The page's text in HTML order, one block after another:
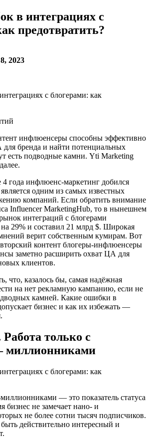
в интеграциях с
предотвратить?
2023
инфлюенсеры способны эффективно
для бренда и найти потенциальных
есть подводные камни. Yti Marketing
4 года инфлюенс-маркетинг добился
одним из самых известных
компаний. Если обратить внимание
Influencer MarketingHub, то в нынешнем
интеграций с блогерами
на 29% и составил 21 млрд $. Широкая
верит собственным кумирам. Вот
контент блогеры-инфлюенсеры
заметно расширить охват ЦА для
клиентов.
что, казалось бы, самая надёжная
на нет рекламную кампанию, если не
камней. Какие ошибки в
бизнес и как их избежать —
только с
миллионниками
— это показатель статуса
бизнес не замечает нано- и
не более сотни тысяч подписчиков.
действительно интересный и